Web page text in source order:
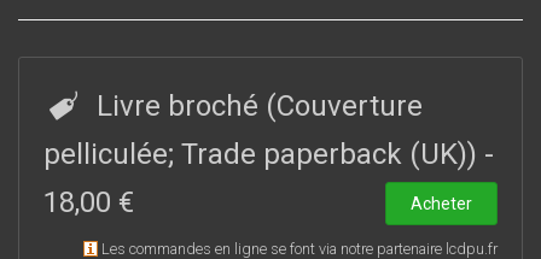
récente, dans laquelle les déclins ont alterné avec les
générations de romanciers, poètes et dessinateurs, qui se sont
succédé d'une époque à l’autre : après la floraison des années
1900-1920, le siècle a été marqué par un arrêt de la création
sous le fascisme, puis par des années de conformisme sous la
république catholique et conservatrice du deuxième après-
guerre. Mais les romans de Landolfi et de Buzzati, la poésie
d’Alfonso Gatto et les premiers textes de Gianni Rodari
Livre broché (Couverture
pelliculée; Trade paperback (UK)) -
18,00 €
Acheter
Les commandes en ligne se font via notre partenaire lcdpu.fr